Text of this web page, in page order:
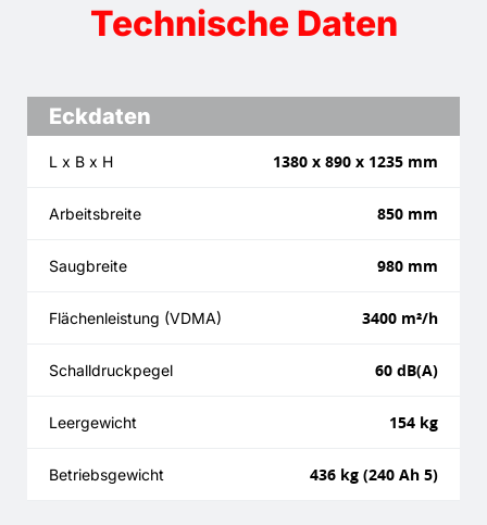
Technische Daten
Eckdaten
L x B x H 1380 x 890 x 1235 mm
Arbeitsbreite 850 mm
Saugbreite 980 mm
Flächenleistung (VDMA) 3400 m²/h
Schalldruckpegel 60 dB(A)
Leergewicht 154 kg
Betriebsgewicht 436 kg (240 Ah 5)